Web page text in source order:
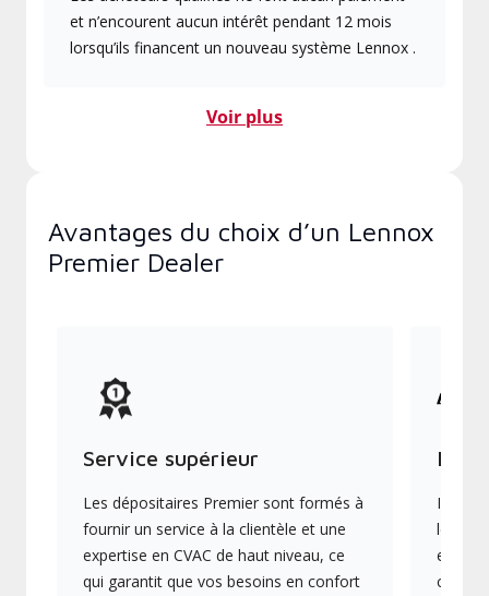
et n’encourent aucun intérêt pendant 12 mois
lorsqu’ils financent un nouveau système Lennox .
Voir plus
Avantages du choix d’un Lennox
Premier Dealer
Service supérieur
Les dépositaires Premier sont formés à
fournir un service à la clientèle et une
expertise en CVAC de haut niveau, ce
qui garantit que vos besoins en confort
Ils
les
en